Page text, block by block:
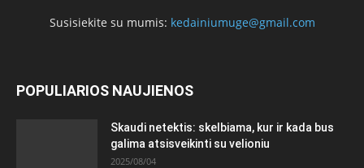
Susisiekite su mumis: kedainiumuge@gmail.com
POPULIARIOS NAUJIENOS
Skaudi netektis: skelbiama, kur ir kada bus
galima atsisveikinti su velioniu
2025/08/04